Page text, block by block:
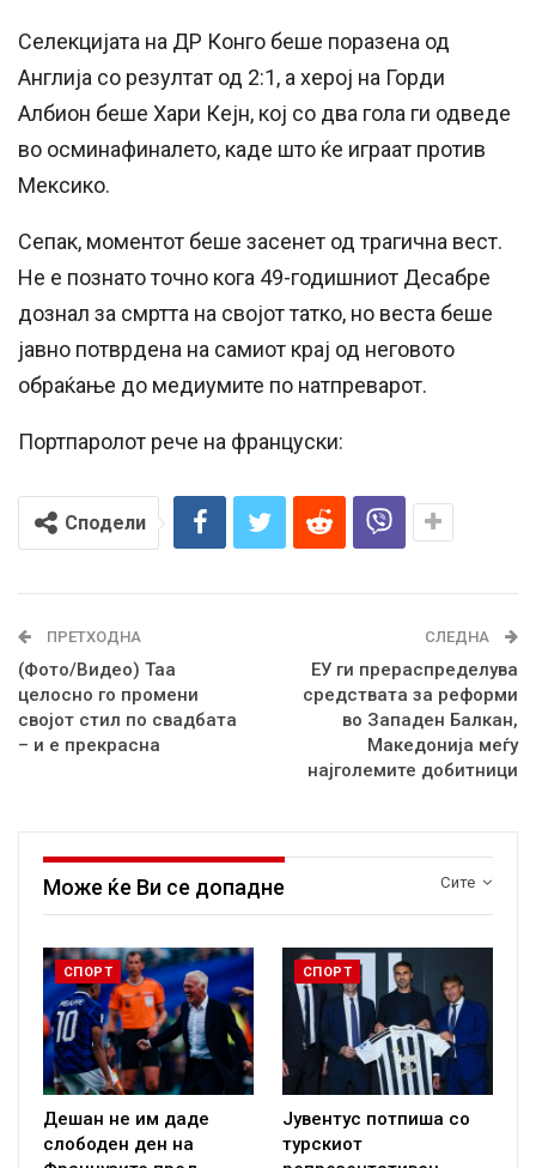
Селекцијата на ДР Конго беше поразена од
Англија со резултат од 2:1, а херој на Горди
Албион беше Хари Кејн, кој со два гола ги одведе
во осминафиналето, каде што ќе играат против
Мексико.
Сепак, моментот беше засенет од трагична вест.
Не е познато точно кога 49-годишниот Десабре
дознал за смртта на својот татко, но веста беше
јавно потврдена на самиот крај од неговото
обраќање до медиумите по натпреварот.
Портпаролот рече на француски:
Сподели
ПРЕТХОДНА
(Фото/Видео) Таа
целосно го промени
својот стил по свадбата
– и е прекрасна
СЛЕДНА
ЕУ ги прераспределува
средствата за реформи
во Западен Балкан,
Македонија меѓу
најголемите добитници
Сите
Може ќе Ви се допадне
СПОРТ
Дешан не им даде
слободен ден на
СПОРТ
Јувентус потпиша со
турскиот